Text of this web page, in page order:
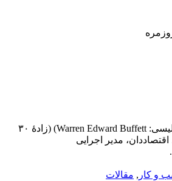
وارن ادوارد بافت (به انگلیسی: Warren Edward Buffett) (زادهٔ ۳۰
اقتصاددان، مدیر اجرایی
و کار , مقالات